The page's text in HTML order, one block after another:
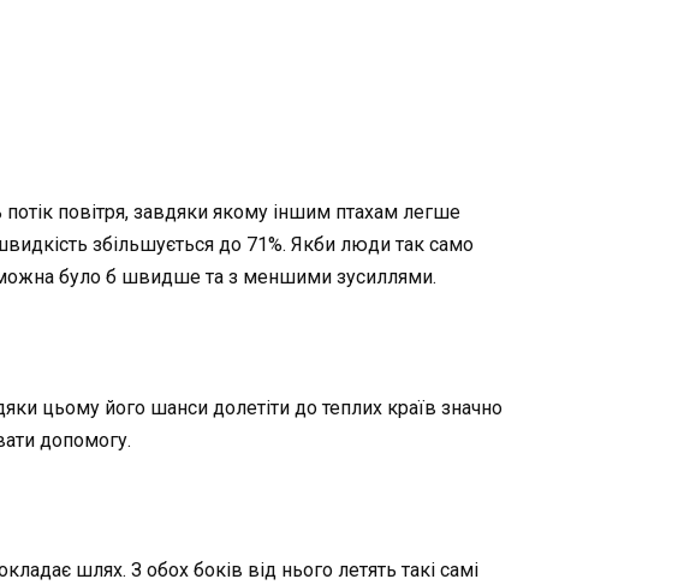
повітря, завдяки якому іншим птахам легше
збільшується до 71%. Якби люди так само
можна було б швидше та з меншими зусиллями.
цьому його шанси долетіти до теплих країв значно
допомогу.
шлях. З обох боків від нього летять такі самі